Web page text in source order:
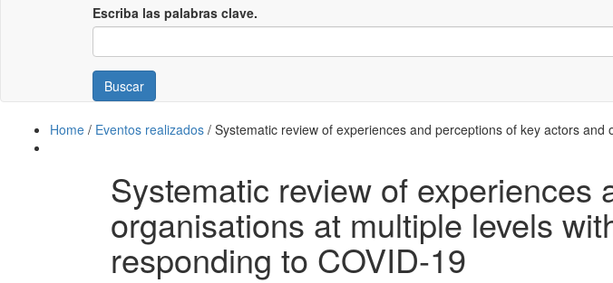
Escriba las palabras clave.
Buscar
Home / Eventos realizados / Systematic review of experiences and perceptions of key actors
Systematic review of experiences
organisations at multiple levels
responding to COVID-19